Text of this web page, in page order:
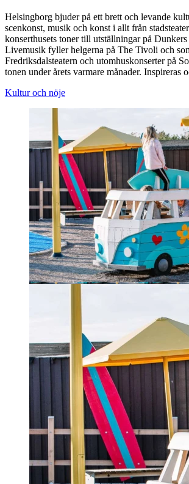
Helsingborg bjuder på ett brett och levande
scenkonst, musik och konst i allt från
konserthusets toner till utställningar på
Livemusik fyller helgerna på The Tivoli och
Fredriksdalsteatern och utomhuskonserter på
tonen under årets varmare månader. Inspireras
Kultur och nöje